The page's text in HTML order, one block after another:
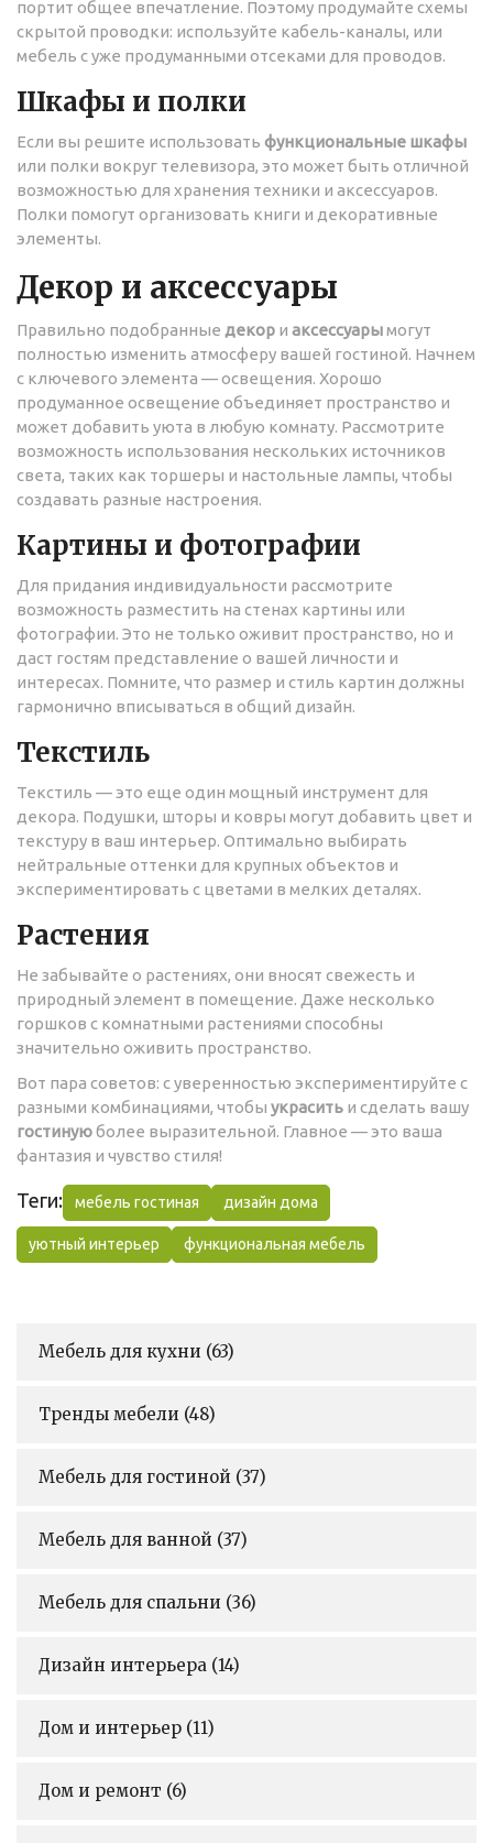
портит общее впечатление. Поэтому продумайте схемы
скрытой проводки: используйте кабель-каналы, или
мебель с уже продуманными отсеками для проводов.
Шкафы и полки
Если вы решите использовать функциональные шкафы
или полки вокруг телевизора, это может быть отличной
возможностью для хранения техники и аксессуаров.
Полки помогут организовать книги и декоративные
элементы.
Декор и аксессуары
Правильно подобранные декор и аксессуарымогут
полностью изменить атмосферу вашей гостиной. Начнем
с ключевого элемента — освещения. Хорошо
продуманное освещение объединяет пространство и
может добавить уюта в любую комнату. Рассмотрите
возможность использования нескольких источников
света, таких как торшеры и настольные лампы, чтобы
создавать разные настроения.
Картины и фотографии
Для придания индивидуальности рассмотрите
возможность разместить на стенах картины или
фотографии. Это не только оживит пространство, но и
даст гостям представление о вашей личности и
интересах. Помните, что размер и стиль картин должны
гармонично вписываться в общий дизайн.
Текстиль
Текстиль — это еще один мощный инструмент для
декора. Подушки, шторы и ковры могут добавить цвет и
текстуру в ваш интерьер. Оптимально выбирать
нейтральные оттенки для крупных объектов и
экспериментировать с цветами в мелких деталях.
Растения
Не забывайте о растениях, они вносят свежесть и
природный элемент в помещение. Даже несколько
горшков с комнатными растениями способны
значительно оживить пространство.
Вот пара советов: с уверенностью экспериментируйте с
разными комбинациями, чтобы украсить и сделать вашу
гостинуюболее выразительной. Главное — это ваша
фантазия и чувство стиля!
Теги: мебель гостиная дизайн дома
уютный интерьер функциональная мебель
Мебель для кухни (63)
Тренды мебели (48)
Мебель для гостиной (37)
Мебель для ванной (37)
Мебель для спальни (36)
Дизайн интерьера (14)
Дом и интерьер (11)
Дом и ремонт (6)